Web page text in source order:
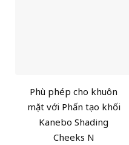
Phù phép cho khuôn
mặt với Phấn tạo khối
Kanebo Shading
Cheeks N